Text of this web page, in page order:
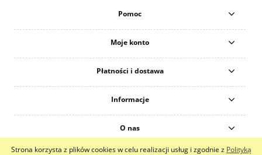
Strona korzysta z plików cookies w celu realizacji usług i zgodnie z Polityką
Pomoc
Moje konto
Płatności i dostawa
Informacje
O nas